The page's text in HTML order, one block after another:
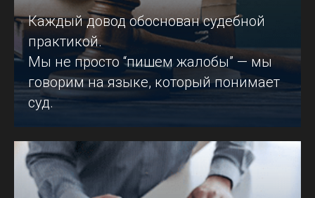
Каждый довод обоснован судебной
практикой.
Мы не просто “пишем жалобы” — мы
говорим на языке, который понимает
суд.